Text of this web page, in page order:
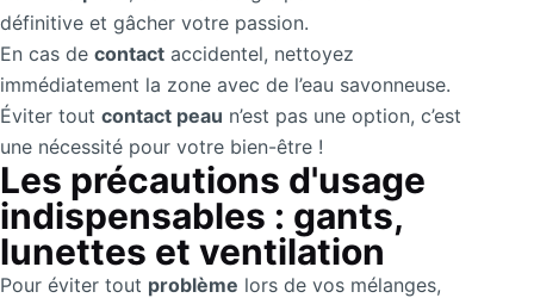
définitive et gâcher votre passion.
En cas de contact accidentel, nettoyez
immédiatement la zone avec de l’eau savonneuse.
Éviter tout contact peau n’est pas une option, c’est
une nécessité pour votre bien-être !
Les précautions d'usage
indispensables : gants,
lunettes et ventilation
Pour éviter tout problème lors de vos mélanges,